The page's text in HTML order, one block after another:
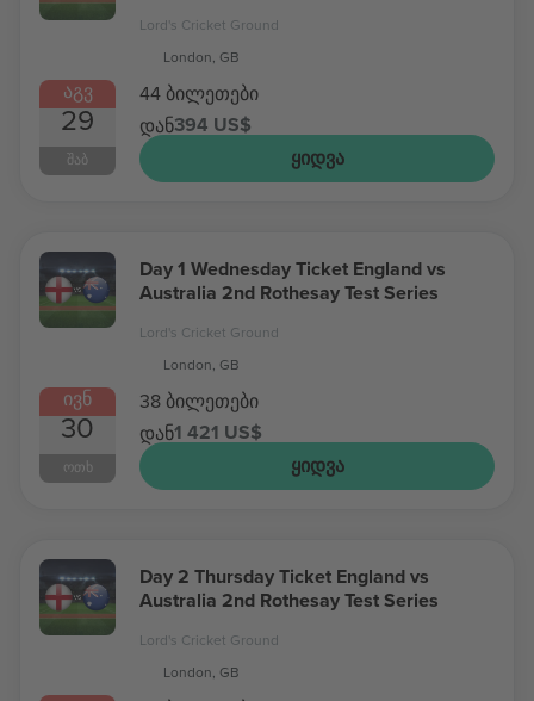
ᲐᲒᲕ
29
ᲨᲐᲑ
Lord's Cricket Ground
London, GB
44 ბილეთები
დან394 US$
ᲧᲘᲓᲕᲐ
ᲘᲕᲜ
30
ᲝᲗᲮ
Day 1 Wednesday Ticket England vs
Australia 2nd Rothesay Test Series
Lord's Cricket Ground
London, GB
38 ბილეთები
დან1 421 US$
ᲧᲘᲓᲕᲐ
Day 2 Thursday Ticket England vs
Australia 2nd Rothesay Test Series
Lord's Cricket Ground
London, GB